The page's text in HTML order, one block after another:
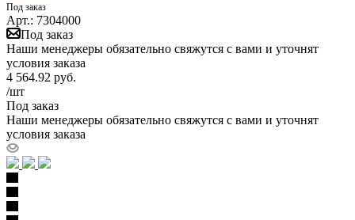
Под заказ
Арт.: 7304000
Под заказ
Наши менеджеры обязательно свяжутся с вами и уточнят
условия заказа
4 564.92 руб.
/шт
Под заказ
Наши менеджеры обязательно свяжутся с вами и уточнят
условия заказа